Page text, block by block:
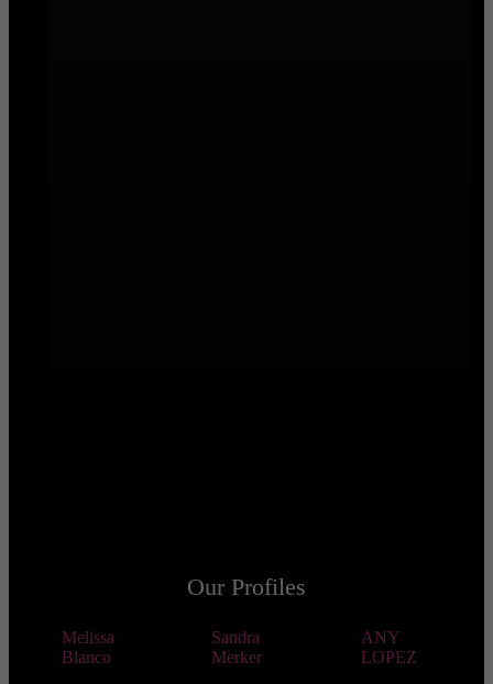
Our Profiles
Melissa
Blanco
Sandra
Merker
ANY
LOPEZ